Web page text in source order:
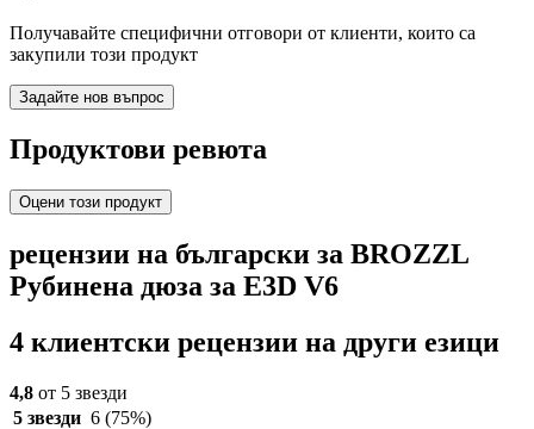
Получавайте специфични отговори от клиенти, които са
закупили този продукт
Задайте нов въпрос
Продуктови ревюта
Оцени този продукт
рецензии на български за BROZZL
Рубинена дюза за E3D V6
4 клиентски рецензии на други езици
4,8 от 5 звезди
5 звезди 6 (75%)